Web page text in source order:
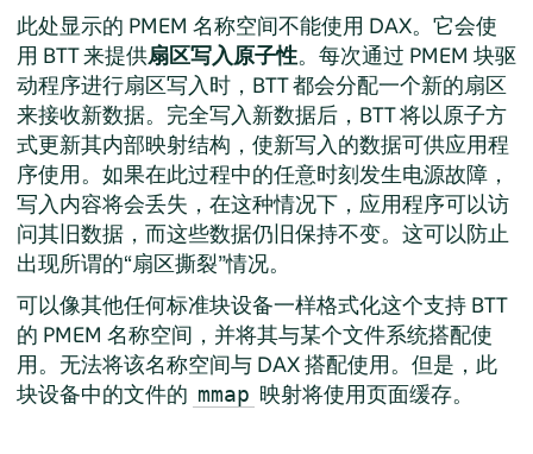
此处显示的 PMEM 名称空间不能使用 DAX。它会使
用 BTT 来提供扇区写入原子性。每次通过 PMEM 块驱
动程序进行扇区写入时，BTT 都会分配一个新的扇区
来接收新数据。完全写入新数据后，BTT 将以原子方
式更新其内部映射结构，使新写入的数据可供应用程
序使用。如果在此过程中的任意时刻发生电源故障，
写入内容将会丢失，在这种情况下，应用程序可以访
问其旧数据，而这些数据仍旧保持不变。这可以防止
出现所谓的“扇区撕裂”情况。
可以像其他任何标准块设备一样格式化这个支持 BTT
的 PMEM 名称空间，并将其与某个文件系统搭配使
用。无法将该名称空间与 DAX 搭配使用。但是，此
块设备中的文件的 mmap 映射将使用页面缓存。